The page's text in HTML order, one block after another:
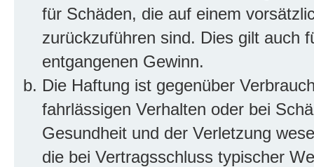
für Schäden, die auf einem
zurückzuführen sind. Dies gilt auch
entgangenen Gewinn.
Die Haftung ist gegenüber
fahrlässigen Verhalten oder bei
Gesundheit und der Verletzung
die bei Vertragsschluss typischer